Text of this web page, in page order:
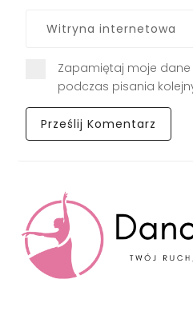
Zapamiętaj moje
podczas pisania